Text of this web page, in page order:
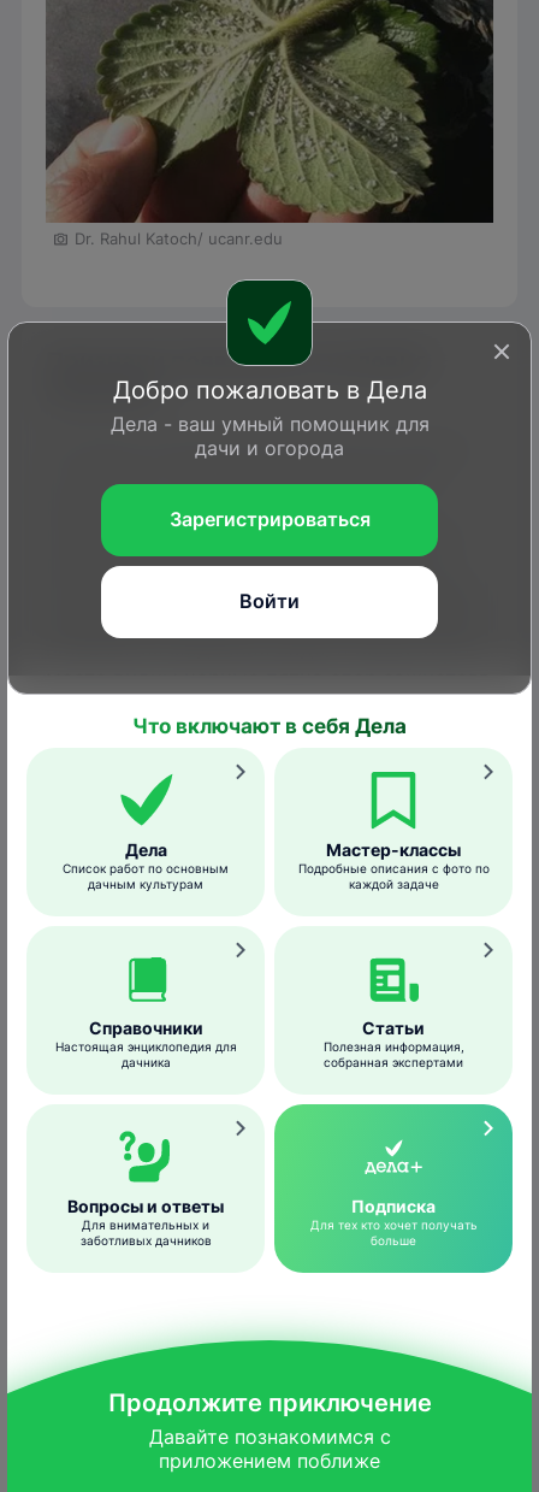
Dr. Rahul Katoch/ ucanr.edu
Признаки появления и условия
развития
Отыскать белокрылок на участке сложно,
размеров и, во-вторых, потому, что
насекомые избегают солнечного света и
располагаются на нижней поверхности
листьев. Обнаружить их можно по следам
жизнедеятельности: на поверхности листа
plantix.net
В первую очередь вредителей нужно
искать в затененных местах и на
загущенных посадках. Зимуют они в
растительных остатках, под листьями и в
верхних слоях почвы.
Меры борьбы и профилактики
Биопрепараты: Фитоверм.
Биологические средства:использование
Добро пожаловать в Дела
Дела - ваш умный помощник для
дачи и огорода
Зарегистрироваться
Войти
Что включают в себя Дела
Дела
Список работ по основным
дачным культурам
Мастер-классы
Подробные описания с фото по
каждой задаче
Справочники
Настоящая энциклопедия для
дачника
Статьи
Полезная информация,
собранная экспертами
Вопросы и ответы
Для внимательных и
заботливых дачников
Подписка
Для тех кто хочет получать
больше
Продолжите приключение
Давайте познакомимся с
приложением поближе